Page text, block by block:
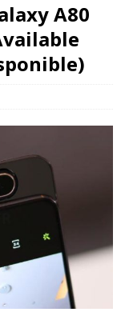
A80